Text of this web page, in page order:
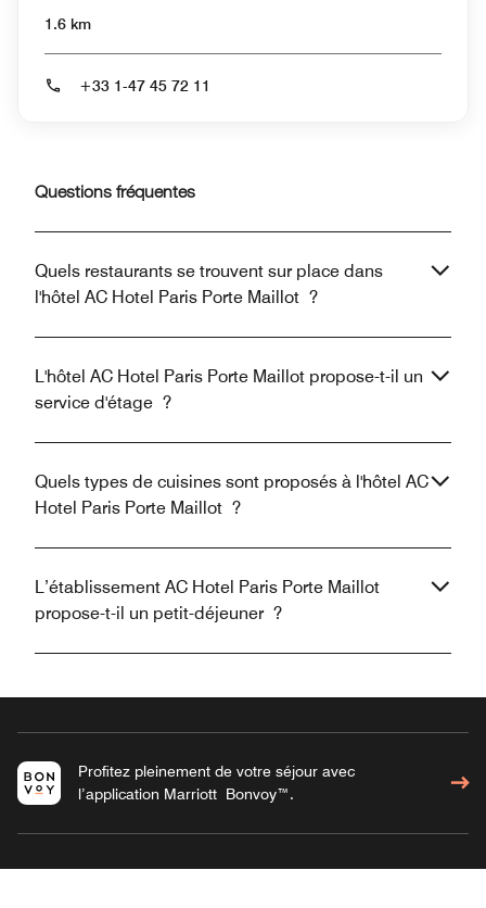
1.6 km
+33 1-47 45 72 11
Questions fréquentes
Quels restaurants se trouvent sur place dans
l'hôtel AC Hotel Paris Porte Maillot ?
L'hôtel AC Hotel Paris Porte Maillot propose-t-il un
service d'étage ?
Quels types de cuisines sont proposés à l'hôtel AC
Hotel Paris Porte Maillot ?
L’établissement AC Hotel Paris Porte Maillot
propose-t-il un petit-déjeuner ?
Profitez pleinement de votre séjour avec
l’application Marriott Bonvoy™.